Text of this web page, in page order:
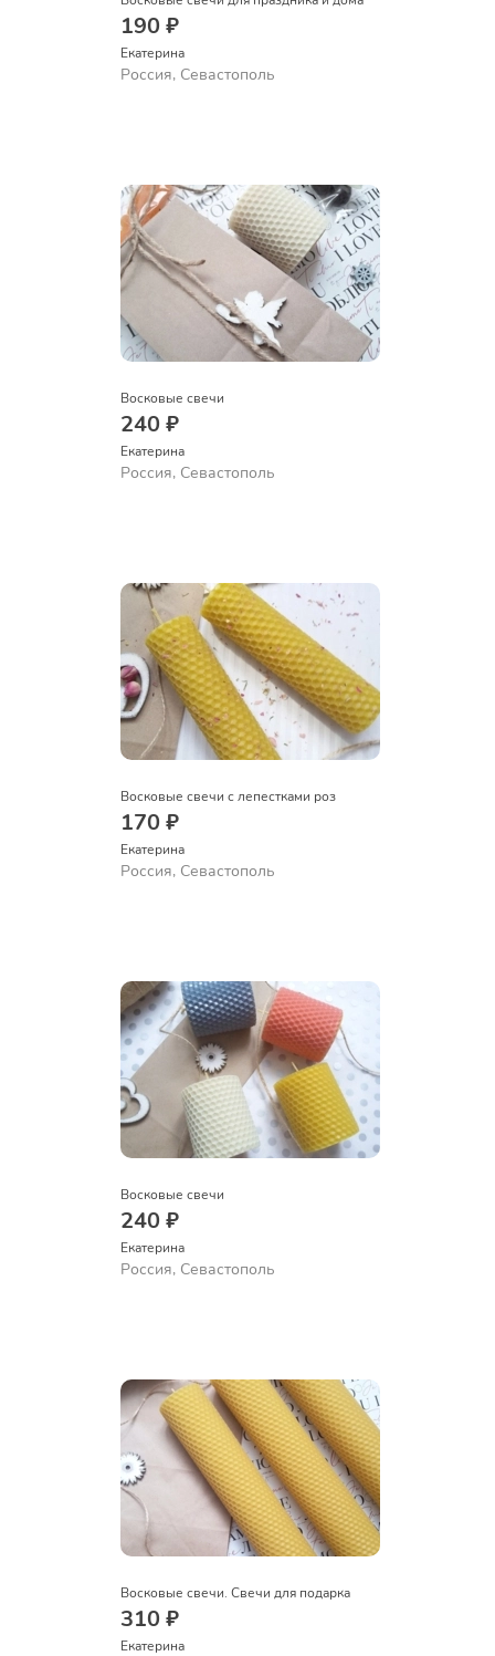
190 ₽
Екатерина
Россия, Севастополь
Восковые свечи
240 ₽
Екатерина
Россия, Севастополь
Восковые свечи с лепестками роз
170 ₽
Екатерина
Россия, Севастополь
Восковые свечи
240 ₽
Екатерина
Россия, Севастополь
Восковые свечи. Свечи для подарка
310 ₽
Екатерина